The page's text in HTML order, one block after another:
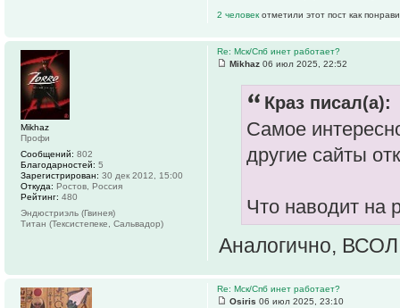
2 человек отметили этот пост как
Re: Мск/Спб инет работает?
Mikhaz 06 июл 2025, 22:52
Краз писал(а):
Самое
другие сайты
Что наводит на
Аналогично, ВСОЛ
Mikhaz
Профи
Сообщений: 802
Благодарностей: 5
Зарегистрирован: 30 дек 2012, 15:00
Откуда: Ростов, Россия
Рейтинг: 480
Эндюстриэль (Гвинея)
Титан (Тексистепеке, Сальвадор)
Re: Мск/Спб инет работает?
Osiris 06 июл 2025, 23:10